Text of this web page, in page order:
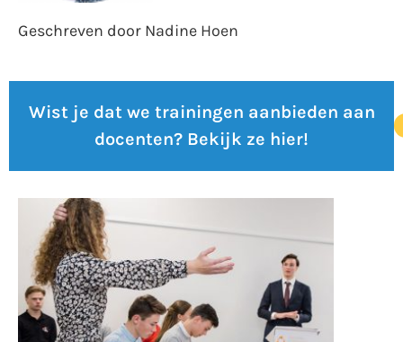
Geschreven door Nadine Hoen
Wist je dat we trainingen aanbieden aan
docenten? Bekijk ze hier!